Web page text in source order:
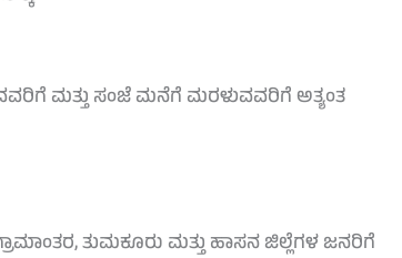
ಮತ್ತು ಸಂಜೆ ಮನೆಗೆ ಮರಳುವವರಿಗೆ ಅತ್ಯಂತ
ತುಮಕೂರು ಮತ್ತು ಹಾಸನ ಜಿಲ್ಲೆಗಳ ಜನರಿಗೆ